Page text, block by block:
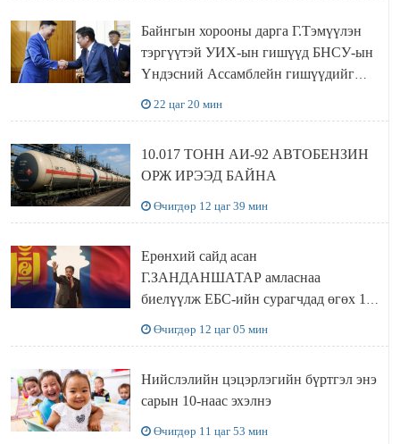
Байнгын хорооны дарга Г.Тэмүүлэн
тэргүүтэй УИХ-ын гишүүд БНСУ-ын
Үндэсний Ассамблейн гишүүдийг
22 цаг 20 мин
10.017 ТОНН АИ-92 АВТОБЕНЗИН
ОРЖ ИРЭЭД БАЙНА
Өчигдөр 12 цаг 39 мин
Ерөнхий сайд асан
Г.ЗАНДАНШАТАР амласнаа
биелүүлж ЕБС-ийн сурагчдад өгөх 10.
Өчигдөр 12 цаг 05 мин
Нийслэлийн цэцэрлэгийн бүртгэл энэ
сарын 10-наас эхэлнэ
Өчигдөр 11 цаг 53 мин